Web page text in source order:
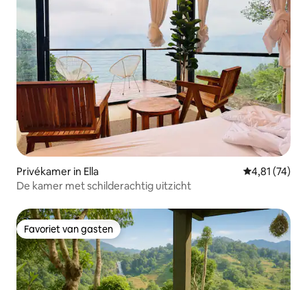
Privékamer in Ella Gemiddelde
4,81 (74)
De kamer met schilderachtig uitzicht
Favoriet van gasten
Favoriet van gasten